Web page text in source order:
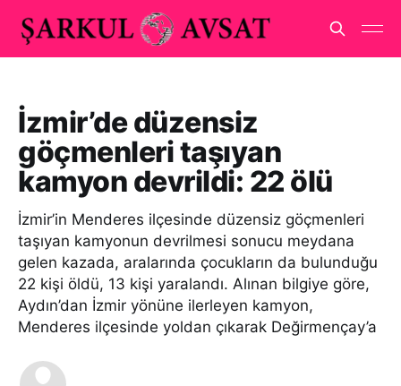
İzmir’de düzensiz
göçmenleri taşıyan
kamyon devrildi: 22 ölü
İzmir’in Menderes ilçesinde düzensiz göçmenleri
taşıyan kamyonun devrilmesi sonucu meydana
gelen kazada, aralarında çocukların da bulunduğu
22 kişi öldü, 13 kişi yaralandı. Alınan bilgiye göre,
Aydın’dan İzmir yönüne ilerleyen kamyon,
Menderes ilçesinde yoldan çıkarak Değirmençay’a